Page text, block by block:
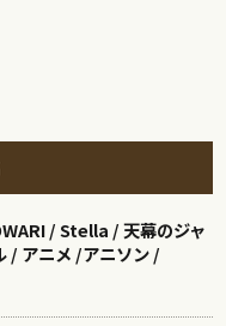
/ Stella / 天幕のジャ
/ アニメ /アニソン /